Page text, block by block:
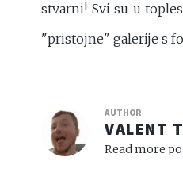
stvarni! Svi su u
"pristojne" galerije s
AUTHOR
VALENT
Read more